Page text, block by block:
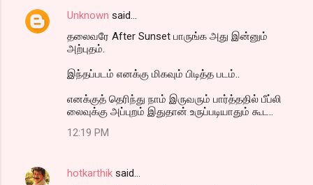
Unknown said…
தலைவரே After Sunset பாருங்க அது இன்னும்
அற்புதம்.
இந்தப்படம் எனக்கு மிகவும் பிடித்த படம்..
எனக்குத் தெரிந்து நாம் இருவரும் பார்த்ததில் பீப்லி
லைவுக்கு அப்புறம் இதுதான் உருப்படியாதும் கூட..
12:19 PM
hotkarthik said…